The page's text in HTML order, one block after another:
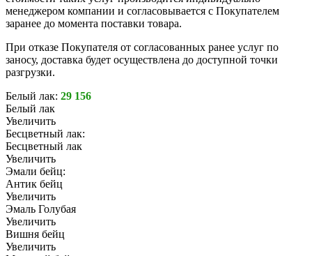
менеджером компании и согласовывается с Покупателем
заранее до момента поставки товара.
При отказе Покупателя от согласованных ранее услуг по
заносу, доставка будет осуществлена до доступной точки
разгрузки.
Белый лак: 29 156
Белый лак
Увеличить
Бесцветный лак:
Бесцветный лак
Увеличить
Эмали бейц:
Антик бейц
Увеличить
Эмаль Голубая
Увеличить
Вишня бейц
Увеличить